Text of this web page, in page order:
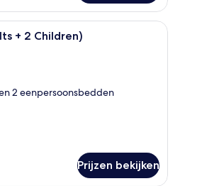
raam met uitzicht op palmbomen, en een
Een moderne hotelkamer met een groot
+ 2 Children)
2 eenpersoonsbedden
Prijzen bekijken